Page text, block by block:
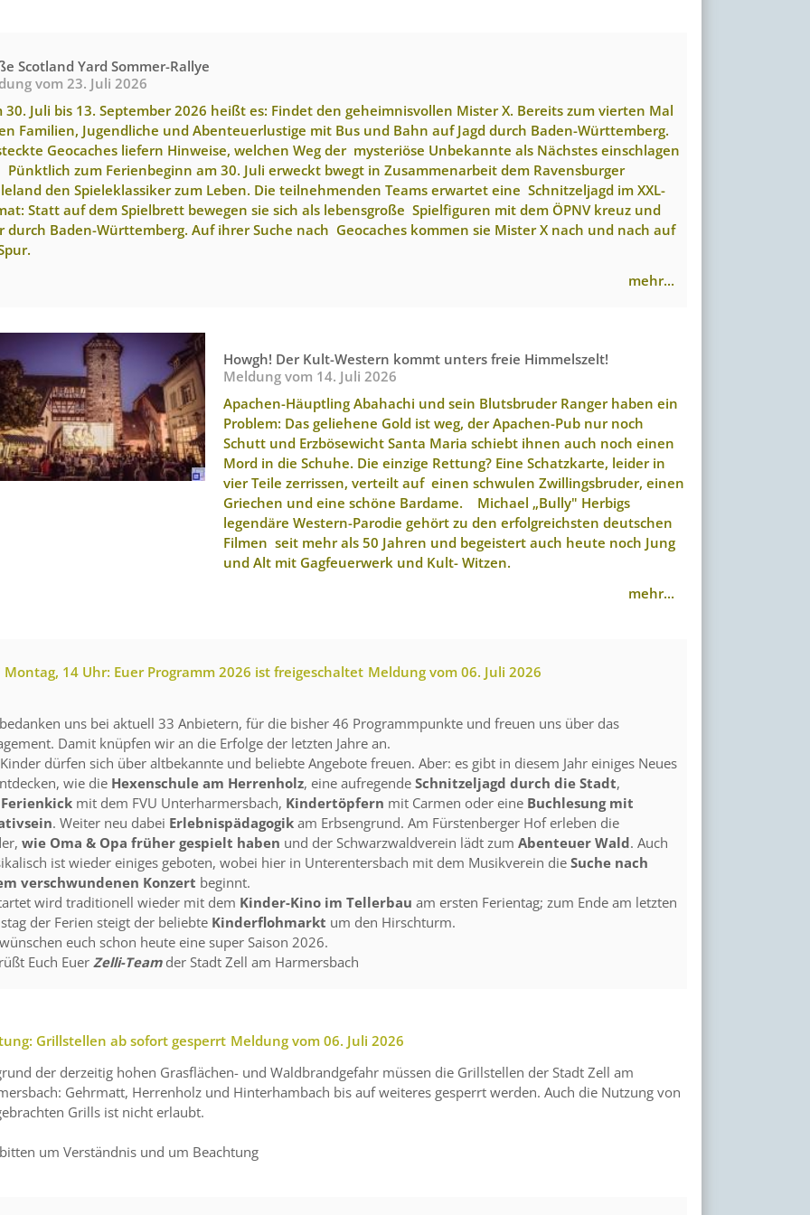
Scotland Yard Sommer-Rallye
vom 23. Juli 2026
30. Juli bis 13. September 2026 heißt es: Findet den geheimnisvollen Mister X. Bereits zum vierten Mal
Familien, Jugendliche und Abenteuerlustige mit Bus und Bahn auf Jagd durch Baden-Württemberg.
Geocaches liefern Hinweise, welchen Weg der mysteriöse Unbekannte als Nächstes einschlagen
zum Ferienbeginn am 30. Juli erweckt bwegt in Zusammenarbeit dem Ravensburger
den Spieleklassiker zum Leben. Die teilnehmenden Teams erwartet eine Schnitzeljagd im XXL-
Statt auf dem Spielbrett bewegen sie sich als lebensgroße Spielfiguren mit dem ÖPNV kreuz und
durch Baden-Württemberg. Auf ihrer Suche nach Geocaches kommen sie Mister X nach und nach auf
mehr...
Howgh! Der Kult-Western kommt unters freie Himmelszelt!
Meldung vom 14. Juli 2026
Apachen-Häuptling Abahachi und sein Blutsbruder Ranger haben ein
Problem: Das geliehene Gold ist weg, der Apachen-Pub nur noch
Schutt und Erzbösewicht Santa Maria schiebt ihnen auch noch einen
Mord in die Schuhe. Die einzige Rettung? Eine Schatzkarte, leider in
vier Teile zerrissen, verteilt auf einen schwulen Zwillingsbruder, einen
Griechen und eine schöne Bardame. Michael „Bully" Herbigs
legendäre Western-Parodie gehört zu den erfolgreichsten deutschen
Filmen seit mehr als 50 Jahren und begeistert auch heute noch Jung
und Alt mit Gagfeuerwerk und Kult- Witzen.
mehr...
Montag, 14 Uhr: Euer Programm 2026 ist freigeschaltet Meldung vom 06. Juli 2026
uns bei aktuell 33 Anbietern, für die bisher 46 Programmpunkte und freuen uns über das
Damit knüpfen wir an die Erfolge der letzten Jahre an.
dürfen sich über altbekannte und beliebte Angebote freuen. Aber: es gibt in diesem Jahr einiges Neues
wie die Hexenschule am Herrenholz, eine aufregendeSchnitzeljagd durch die Stadt,
Ferienkick mit dem FVU Unterharmersbach, Kindertöpfern mit Carmen oder eine Buchlesung mit
. Weiter neu dabei Erlebnispädagogik am Erbsengrund. Am Fürstenberger Hof erleben die
wie Oma & Opa früher gespielt haben und der Schwarzwaldverein lädt zumAbenteuer Wald. Auch
ist wieder einiges geboten, wobei hier in Unterentersbach mit dem Musikverein dieSuche nach
verschwundenen Konzert beginnt.
wird traditionell wieder mit dem Kinder-Kino im Tellerbau am ersten Ferientag; zum Ende am letzten
der Ferien steigt der beliebte Kinderflohmarkt um den Hirschturm.
euch schon heute eine super Saison 2026.
Euch EuerZelli-Teamder Stadt Zell am Harmersbach
Grillstellen ab sofort gesperrt Meldung vom 06. Juli 2026
der derzeitig hohen Grasflächen- und Waldbrandgefahr müssen die Grillstellen der Stadt Zell am
Gehrmatt, Herrenholz und Hinterhambach bis auf weiteres gesperrt werden. Auch die Nutzung von
Grills ist nicht erlaubt.
um Verständnis und um Beachtung